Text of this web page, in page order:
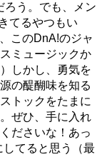
ろう。でも、メン
てるやつもい
このDnA!のジャ
ミュージックか
しかし、勇気を
の醍醐味を知る
トックをたまに
ぜひ、手に入れ
ださいな！あっ
してると思う（最